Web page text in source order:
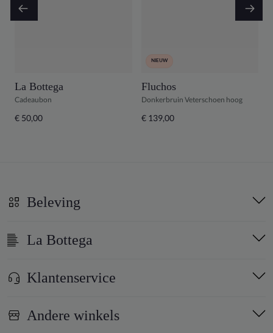
La Bottega
Cadeaubon
€ 50,00
NIEUW
Fluchos
Donkerbruin Veterschoen hoog
€ 139,00
Beleving
La Bottega
Klantenservice
Andere winkels